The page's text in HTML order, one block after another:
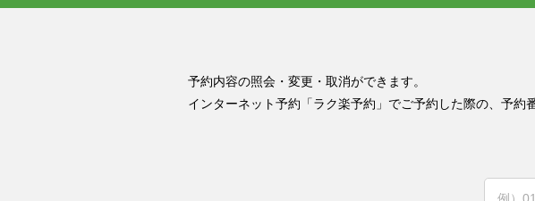
予約内容の照会・変更・取消ができます。
インターネット予約「ラク楽予約」でご予約した際の、予約